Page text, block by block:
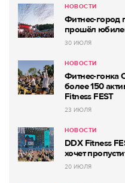
НОВОСТИ
Фитнес-город
прошёл
30 ИЮЛЯ
НОВОСТИ
Фитнес-гонка
более 150
Fitness FEST
23 ИЮЛЯ
НОВОСТИ
DDX Fitness
хочет
20 ИЮЛЯ